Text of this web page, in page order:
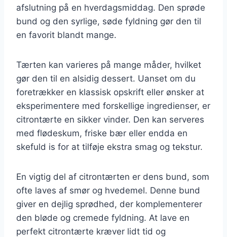
afslutning på en hverdagsmiddag. Den sprøde
bund og den syrlige, søde fyldning gør den til
en favorit blandt mange.
Tærten kan varieres på mange måder, hvilket
gør den til en alsidig dessert. Uanset om du
foretrækker en klassisk opskrift eller ønsker at
eksperimentere med forskellige ingredienser, er
citrontærte en sikker vinder. Den kan serveres
med flødeskum, friske bær eller endda en
skefuld is for at tilføje ekstra smag og tekstur.
En vigtig del af citrontærten er dens bund, som
ofte laves af smør og hvedemel. Denne bund
giver en dejlig sprødhed, der komplementerer
den bløde og cremede fyldning. At lave en
perfekt citrontærte kræver lidt tid og